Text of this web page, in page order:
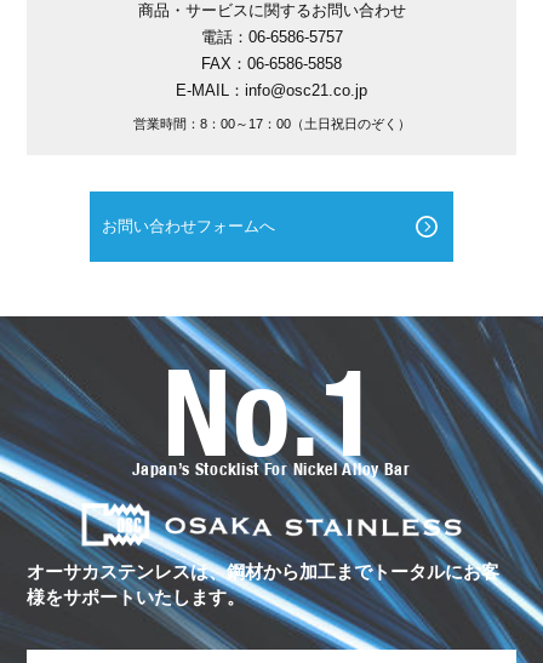
商品・サービスに関するお問い合わせ
電話：06-6586-5757
FAX：06-6586-5858
E-MAIL：info@osc21.co.jp
営業時間：8：00～17：00（土日祝日のぞく）
お問い合わせフォームへ
オ
ス
テ
ン
レ
ス
の
ト
ー
タ
ポ
No.1
Japan’s Stocklist For Nickel Alloy Bar
オーサカステンレスは、鋼材から加工までトータルにお客
様をサポートいたします。